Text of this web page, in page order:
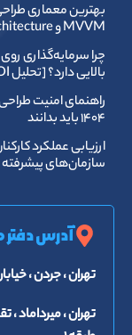
MVVM و Clean Architecture
بالایی دارد؟ [تحلیل ROI]
راهنمای امنیت
۱۴۰۴ باید بدانند
سازمان‌های پیشرفته
آدرس
تهران ، جردن ،
تهران ، میرداماد ،